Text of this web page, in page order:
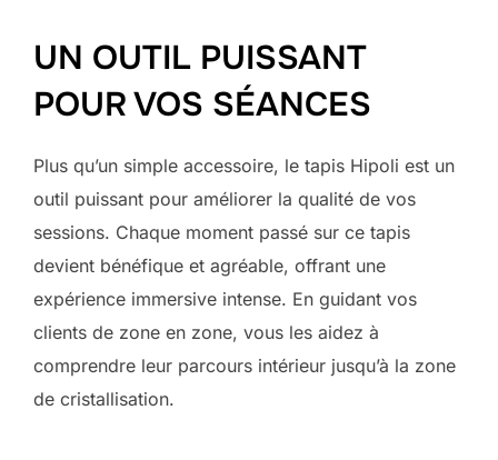
UN OUTIL PUISSANT
POUR VOS SÉANCES
Plus qu’un simple accessoire, le tapis Hipoli est un
outil puissant pour améliorer la qualité de vos
sessions. Chaque moment passé sur ce tapis
devient bénéfique et agréable, offrant une
expérience immersive intense. En guidant vos
clients de zone en zone, vous les aidez à
comprendre leur parcours intérieur jusqu’à la zone
de cristallisation.